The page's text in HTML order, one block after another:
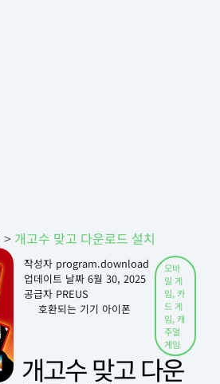
> 개고수 맞고 다운로드 설치
작성자 program.download
업데이트 날짜 6월 30, 2025
공급자 PREUS
호환되는 기기 아이폰
모바
일 게
임, 카
드 게
임,캐
주얼
게임
개고수 맞고 다운